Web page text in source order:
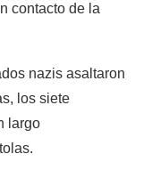
contacto de la
nazis asaltaron
los siete
largo